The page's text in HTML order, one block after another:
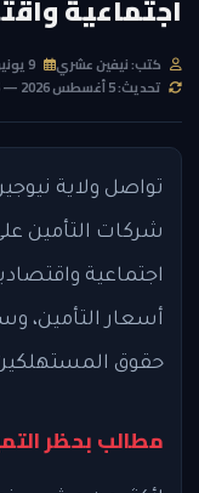
اجتماعية
كتب: نيفين عشري
تحديث: 5 أغسطس 2026 — 3:46 PM
تواصل ولاية
شركات التأمين
اجتماعية
أسعار التأمين،
حقوق
مطالب بحظر